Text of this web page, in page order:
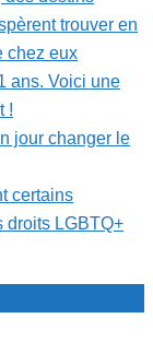
trouver en
chez eux
ans. Voici une
!
jour changer le
certains
droits LGBTQ+